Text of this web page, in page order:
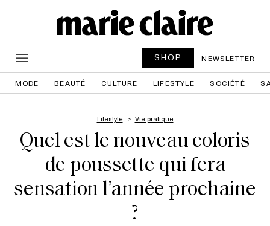
SHOP NEWSLETTER
MODE BEAUTÉ CULTURE LIFESTYLE SOCIÉTÉ
Lifestyle Vie pratique
Quel est le nouveau coloris
de poussette qui fera
sensation l’année prochaine
?